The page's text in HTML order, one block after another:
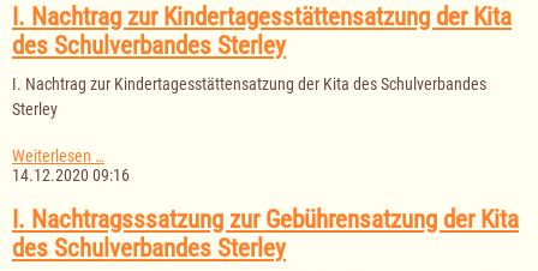
Haushaltsjahr
2021
I. Nachtrag zur Kindertagesstättensatzung der Kita
des Schulverbandes Sterley
I. Nachtrag zur Kindertagesstättensatzung der Kita des Schulverbandes
Sterley
Weiterlesen …
Nachtrag
Kindertagesstättensatzung
der
Kita
14.12.2020 09:16
I. Nachtragsssatzung zur Gebührensatzung der Kita
des Schulverbandes Sterley